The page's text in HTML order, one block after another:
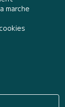
marche